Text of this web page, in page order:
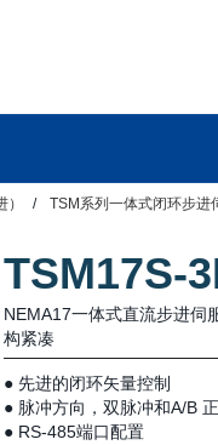
TSM系列一体式闭环步进
TSM17S-
NEMA17一体式直流步进伺
构紧凑
● 先进的闭环矢量控制
● 脉冲方向，双脉冲和A/B
● RS-485端口配置